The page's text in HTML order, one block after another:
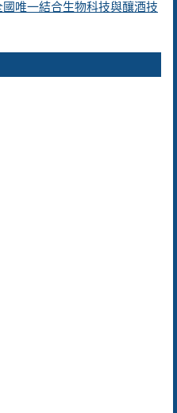
國唯一結合生物科技與釀酒技